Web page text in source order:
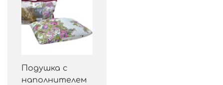
Подушка с
наполнителем